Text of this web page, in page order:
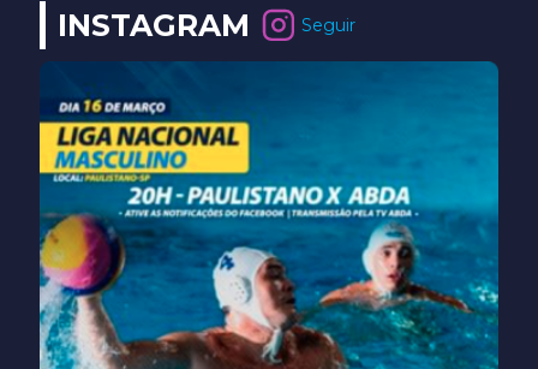
INSTAGRAM Seguir